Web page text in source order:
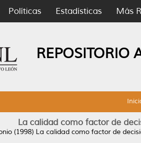
Políticas Estadísticas Más
REPOSITORIO
La calidad como factor de
(1998) La calidad como factor de